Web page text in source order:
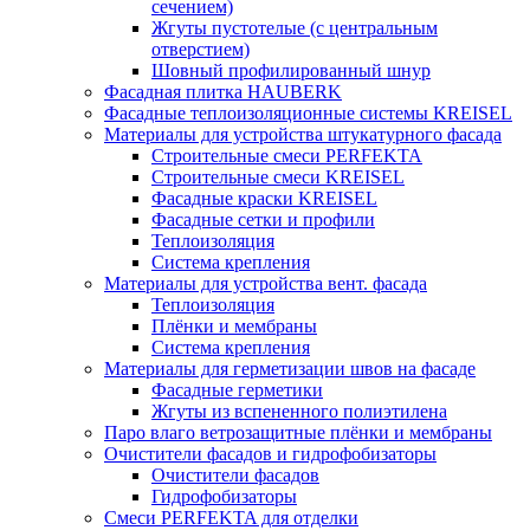
сечением)
Жгуты пустотелые (с центральным
отверстием)
Шовный профилированный шнур
Фасадная плитка HAUBERK
Фасадные теплоизоляционные системы KREISEL
Материалы для устройства штукатурного фасада
Строительные смеси PERFEKTA
Строительные смеси KREISEL
Фасадные краски KREISEL
Фасадные сетки и профили
Теплоизоляция
Система крепления
Материалы для устройства вент. фасада
Теплоизоляция
Плёнки и мембраны
Система крепления
Материалы для герметизации швов на фасаде
Фасадные герметики
Жгуты из вспененного полиэтилена
Паро влаго ветрозащитные плёнки и мембраны
Очистители фасадов и гидрофобизаторы
Очистители фасадов
Гидрофобизаторы
Смеси PERFEKTA для отделки